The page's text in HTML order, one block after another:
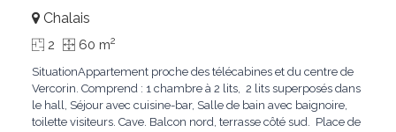
Chalais
2 60 m2
SituationAppartement proche des télécabines et du centre de
Vercorin. Comprend : 1 chambre à 2 lits, 2 lits superposés dans
le hall, Séjour avec cuisine-bar, Salle de bain avec baignoire,
toilette visiteurs. Cave. Balcon nord, terrasse côté sud. Place de